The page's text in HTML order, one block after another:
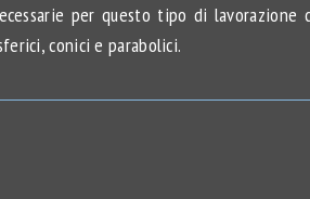
per questo tipo di lavorazione
conici e parabolici.